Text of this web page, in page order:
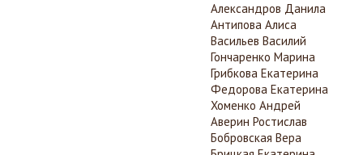
Александров Данила
Антипова Алиса
Васильев Василий
Гончаренко Марина
Грибкова Екатерина
Федорова Екатерина
Хоменко Андрей
Аверин Ростислав
Бобровская Вера